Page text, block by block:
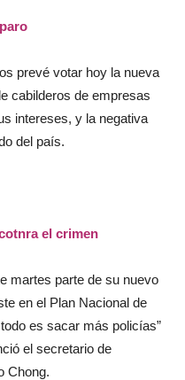
prevé votar hoy la nueva
cabilderos de empresas
intereses, y la negativa
del país.
el crimen
martes parte de su nuevo
en el Plan Nacional de
es sacar más policías”
el secretario de
Chong.